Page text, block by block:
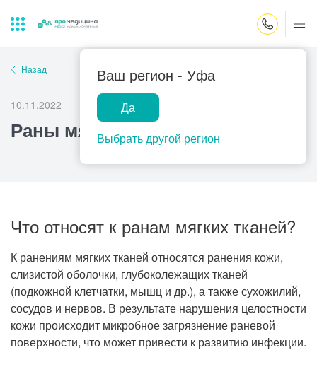
Ваш регион - Уфа
Да
Выбрать другой регион
Лабораторная
диагностика
ПроМедицина
онлайн
на дому
Закрыть поиск
Популярные запросы
Прием врача-гинеколога
Прием врача-уролога
Прием врача-стоматолога
Прием врача-кардиолога
Рентгенология
Назад
10.11.2022
Раны мягких тканей
Что относят к ранам мягких тканей?
К ранениям мягких тканей относятся ранения кожи,
слизистой оболочки, глубоколежащих тканей
(подкожной клетчатки, мышц и др.), а также сухожилий,
сосудов и нервов. В результате нарушения целостности
кожи происходит микробное загрязнение раневой
поверхности, что может привести к развитию инфекции.